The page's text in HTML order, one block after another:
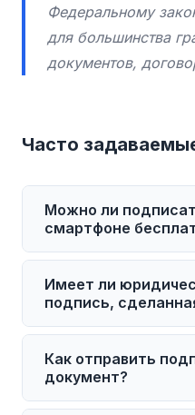
Федеральному
для большинства
документов,
Часто
Можно ли
смартфоне
Да, существуют
Встроенные
полностью
@podpisalscan_bot
документ от 90 ₽ —
Имеет ли
подпись,
Простая
юридическую силу,
договорились о её
большинства
Как отправить
документ?